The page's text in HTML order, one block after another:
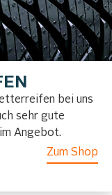
bei uns
sehr gute
Angebot.
Zum Shop